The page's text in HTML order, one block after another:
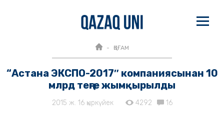
ҚОҒАМ
“Астана ЭКСПО-2017″ компаниясынан 10
млрд теңге жымқырылды
2015 ж. 16 қыркүйек 4292 16